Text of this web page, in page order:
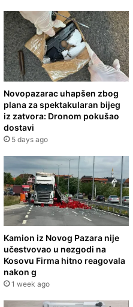
Novopazarac uhapšen zbog
plana za spektakularan bijeg
iz zatvora: Dronom pokušao
dostavi
5 days ago
Kamion iz Novog Pazara nije
učestvovao u nezgodi na
Kosovu Firma hitno reagovala
nakon g
1 week ago